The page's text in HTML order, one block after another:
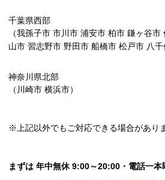
千葉県西部
（我孫子市 市川市 浦安市 柏市 鎌ヶ谷
山市 習志野市 野田市 船橋市 松戸市 八千
神奈川県北部
（川崎市 横浜市）
※上記以外でもご対応できる場合があり
まずは 年中無休 9:00～20:00・電話一